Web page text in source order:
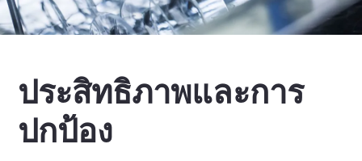
ประสิทธิภาพและการ
ปกป้อง